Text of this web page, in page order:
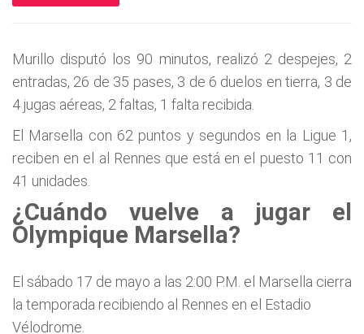
Murillo disputó los 90 minutos, realizó 2 despejes, 2
entradas, 26 de 35 pases, 3 de 6 duelos en tierra, 3 de
4 jugas aéreas, 2 faltas, 1 falta recibida.
El Marsella con 62 puntos y segundos en la Ligue 1,
reciben en el al Rennes que está en el puesto 11 con
41 unidades.
¿Cuándo vuelve a jugar el
Olympique Marsella?
El sábado 17 de mayo a las 2:00 P.M. el Marsella cierra
la temporada recibiendo al Rennes en el Estadio
Vélodrome.